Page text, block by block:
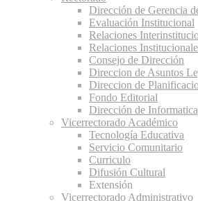
Dirección de Gerencia
Evaluación Institucional
Relaciones
Relaciones
Consejo de Dirección
Direccion de Asuntos
Direccion de
Fondo Editorial
Dirección de Informatica
Vicerrectorado Académico
Tecnología Educativa
Servicio Comunitario
Curriculo
Difusión Cultural
Extensión
Vicerrectorado Administrativo